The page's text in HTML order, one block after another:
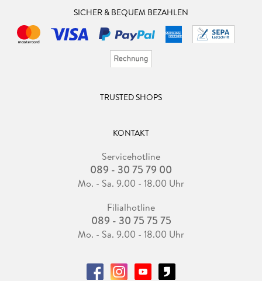
SICHER & BEQUEM BEZAHLEN
TRUSTED SHOPS
KONTAKT
Servicehotline
089 - 30 75 79 00
Mo. - Sa. 9.00 - 18.00 Uhr
Filialhotline
089 - 30 75 75 75
Mo. - Sa. 9.00 - 18.00 Uhr